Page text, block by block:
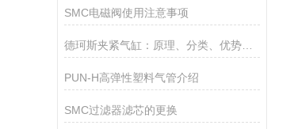
SMC电磁阀使用注意事项
德珂斯夹紧气缸：原理、分类、优势与使用须知
PUN-H高弹性塑料气管介绍
SMC过滤器滤芯的更换